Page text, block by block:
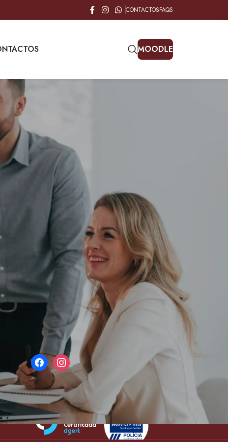
CONTACTOSFAQS
MOODLE
REDES SOCIAIS